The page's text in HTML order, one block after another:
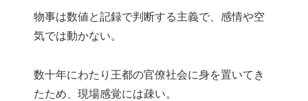
物事は数値と記録で判断する主義で、感情や空
気では動かない。
数十年にわたり王都の官僚社会に身を置いてき
たため、現場感覚には疎い。